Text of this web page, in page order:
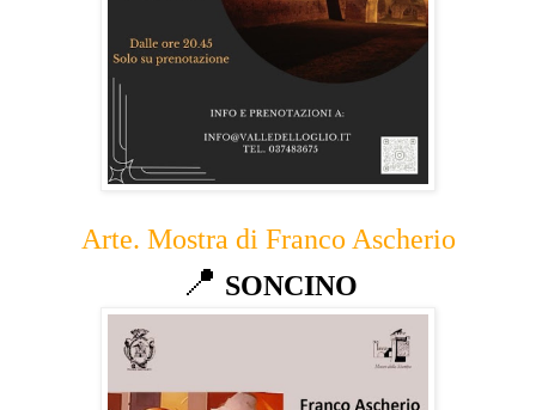
Arte. Mostra di Franco Ascherio
📍 SONCINO